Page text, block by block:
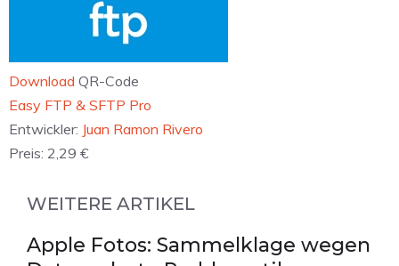
Download QR-Code
‎Easy FTP & SFTP Pro
Entwickler: Juan Ramon Rivero
Preis: 2,29 €
WEITERE ARTIKEL
Apple Fotos: Sammelklage wegen